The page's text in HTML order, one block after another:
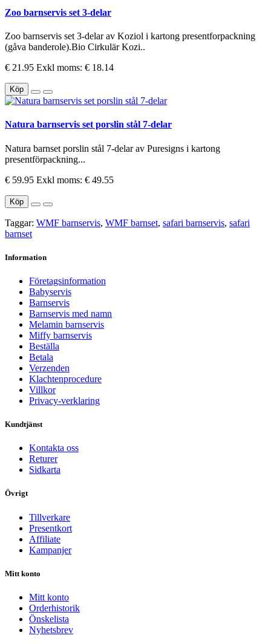
Zoo barnservis set 3-delar
Zoo barnservis set 3-delar av Koziol i kartong presentforpackning
(gåva banderole).Bio Cirkulär Kozi..
€ 21.95 Exkl moms: € 18.14
Köp
Natura barnservis set porslin stål 7-delar
Natura barnset porslin stål 7-delar av Puresigns i kartong
presentförpackning...
€ 59.95 Exkl moms: € 49.55
Köp
Taggar: WMF barnservis, WMF barnset, safari barnservis, safari
barnset
Information
Företagsinformation
Babyservis
Barnservis
Barnservis med namn
Melamin barnservis
Miffy barnservis
Beställa
Betala
Verzenden
Klachtenprocedure
Villkor
Privacy-verklaring
Kundtjänst
Kontakta oss
Returer
Sidkarta
Övrigt
Tillverkare
Presentkort
Affiliate
Kampanjer
Mitt konto
Mitt konto
Orderhistorik
Önskelista
Nyhetsbrev